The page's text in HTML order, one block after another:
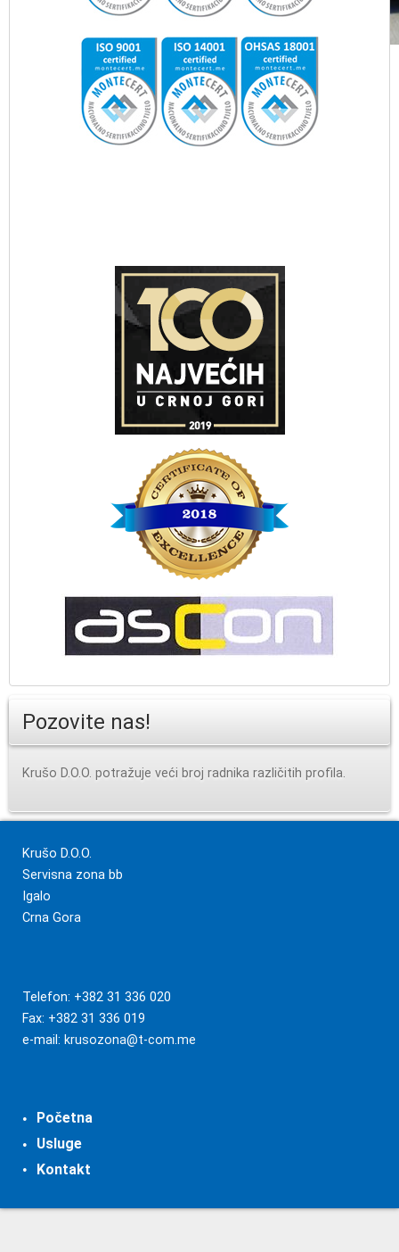
Pozovite nas!
Krušo D.O.O. potražuje veći broj radnika različitih profila.
Krušo D.O.O.
Servisna zona bb
Igalo
Crna Gora
Telefon: +382 31 336 020
Fax: +382 31 336 019
e-mail: krusozona@t-com.me
Početna
Usluge
Kontakt